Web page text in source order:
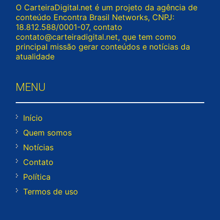
O CarteiraDigital.net é um projeto da agência de
conteúdo Encontra Brasil Networks, CNPJ:
18.812.588/0001-07, contato
contato@carteiradigital.net, que tem como
principal missão gerar conteúdos e notícias da
atualidade
MENU
Início
Quem somos
Notícias
Contato
Política
Termos de uso